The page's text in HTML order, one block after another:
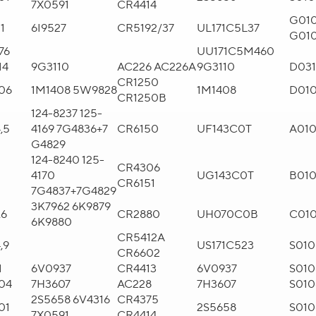
7X0591 CR4414
6I9527 CR5192/37 UL171C5L37
UU171C5M460
9G3110 AC226 AC226A9G3110
1M1408 5W9828
CR1250
CR1250B
1M1408
124-8237 125-
4169 7G4836+7
G4829
CR6150 UF143C0T
124-8240 125-
4170
7G4837+7G4829
CR4306
CR6151
UG143C0T
3K7962 6K9879
6K9880
CR2880 UH070C0B
CR5412A
CR6602
US171C523
6V0937 CR4413 6V0937
7H3607 AC228 7H3607
2S5658 6V4316 CR4375
2S5658